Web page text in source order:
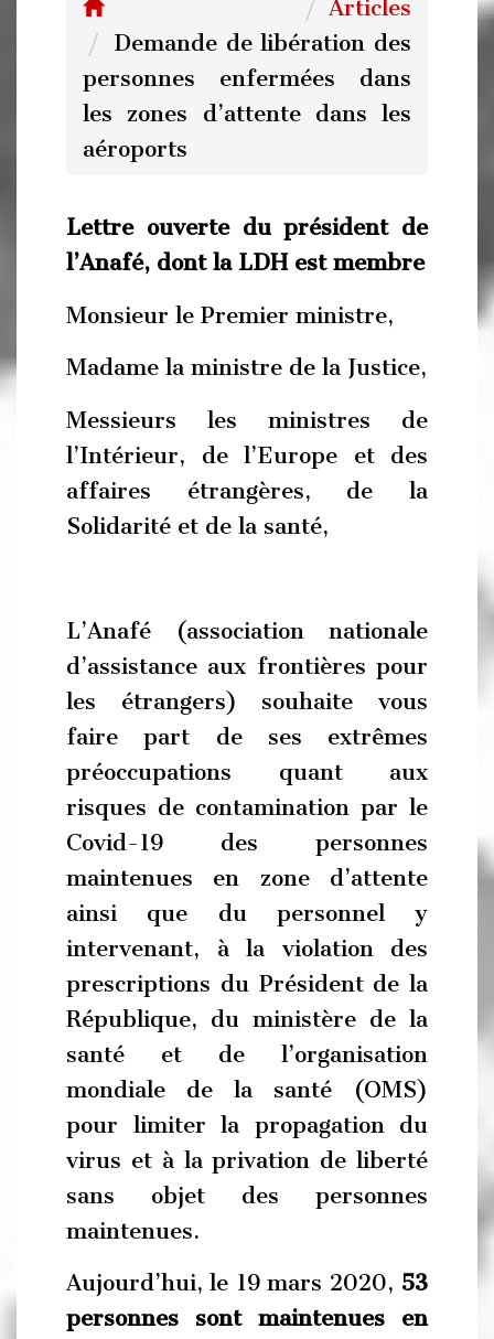
Articles
Demande de libération des
personnes enfermées dans
les zones d’attente dans les
aéroports
Lettre ouverte du président de
l’Anafé, dont la LDH est membre
Monsieur le Premier ministre,
Madame la ministre de la Justice,
Messieurs les ministres de
l’Intérieur, de l’Europe et des
affaires étrangères, de la
Solidarité et de la santé,
L’Anafé (association nationale
d’assistance aux frontières pour
les étrangers) souhaite vous
faire part de ses extrêmes
préoccupations quant aux
risques de contamination par le
Covid-19 des personnes
maintenues en zone d’attente
ainsi que du personnel y
intervenant, à la violation des
prescriptions du Président de la
République, du ministère de la
santé et de l’organisation
mondiale de la santé (OMS)
pour limiter la propagation du
virus et à la privation de liberté
sans objet des personnes
maintenues.
Aujourd’hui, le 19 mars 2020, 53
personnes sont maintenues en